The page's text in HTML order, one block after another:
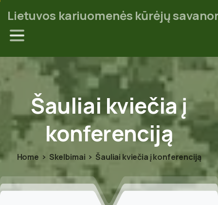
Lietuvos kariuomenės kūrėjų
Šauliai kviečiaį
konferenciją
Home Skelbimai Šauliai kviečia į konferenciją